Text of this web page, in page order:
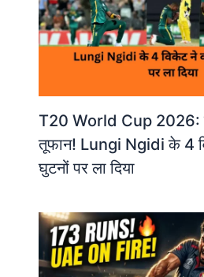
T20 World Cup 2026:
तूफान! Lungi Ngidi के 4
घुटनों पर ला दिया